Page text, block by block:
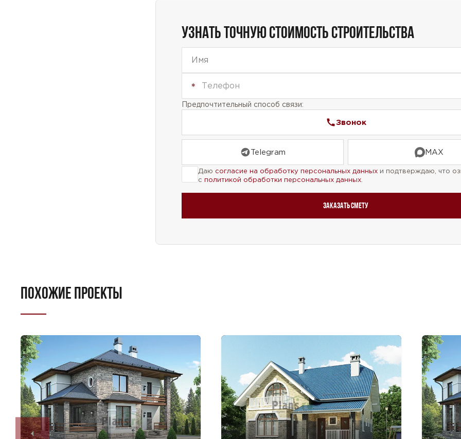
УЗНАТЬ ТОЧНУЮ СТОИМОСТЬ СТРОИТЕЛЬСТВА
Предпочтительный способ связи:
Звонок
Telegram MAX
Даю согласие на обработку персональных данных и подтверждаю, что
с политикой обработки персональных данных
Заказать смету
ПОХОЖИЕ ПРОЕКТЫ